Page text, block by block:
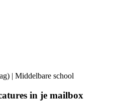
| Middelbare school
in je mailbox